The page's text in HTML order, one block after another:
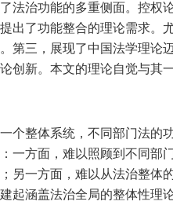
法治功能的多重侧面。控
了功能整合的理论需求。
第三，展现了中国法学理
创新。本文的理论自觉与其一
个整体系统，不同部门法的
一方面，难以照顾到不同
一方面，难以从法治整体
起涵盖法治全局的整体性理论